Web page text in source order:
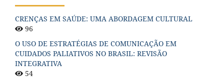
CRENÇAS EM SAÚDE: UMA ABORDAGEM CULTURAL
96
O USO DE ESTRATÉGIAS DE COMUNICAÇÃO EM
CUIDADOS PALIATIVOS NO BRASIL: REVISÃO
INTEGRATIVA
54